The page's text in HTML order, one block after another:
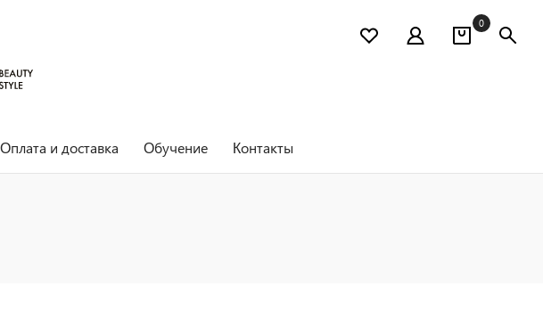
0
Оплата и доставка Обучение Контакты